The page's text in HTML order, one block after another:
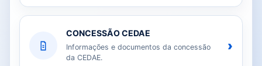
CONCESSÃO CEDAE
Informações e documentos da concessão
da CEDAE.
›